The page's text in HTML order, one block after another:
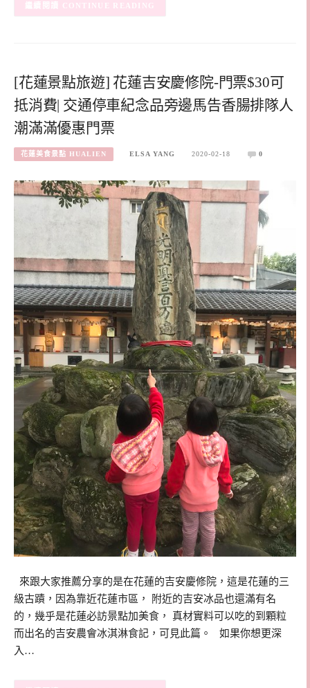
CONTINUE READING
[花蓮景點旅遊] 花蓮吉安慶修院-門票$30可
抵消費| 交通停車紀念品旁邊馬告香腸排隊人
潮滿滿優惠門票
花蓮美食景點 HUALIEN ELSA YANG 2020-02-18 0
來跟大家推薦分享的是在花蓮的吉安慶修院，這是花蓮的三
級古蹟，因為靠近花蓮市區， 附近的吉安冰品也還滿有名
的，幾乎是花蓮必訪景點加美食， 真材實料可以吃的到顆粒
而出名的吉安農會冰淇淋食記，可見此篇。 如果你想更深
入…